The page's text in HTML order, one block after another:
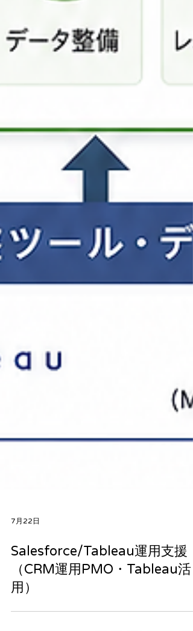
7月22日
Salesforce/Tableau運用支援
（CRM運用PMO・Tableau活
用）